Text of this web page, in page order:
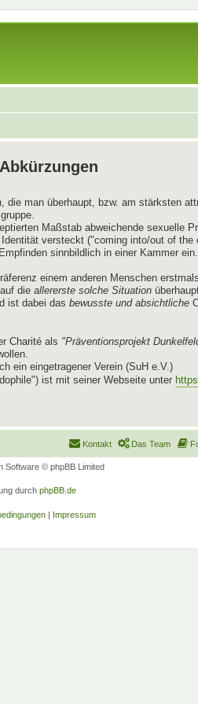
die man überhaupt, bzw. am stärksten
Maßstab abweichende sexuelle
versteckt ("coming into/out of the
sinnbildlich in einer Kammer
einem anderen Menschen
die allererste solche Situation
ist dabei das bewusste und absichtliche
Charité als "Präventionsprojekt
ein eingetragener Verein (SuH e.V.)
ist mit seiner Webseite unter
Das Team
Kontakt
Software © phpBB Limited
durch phpBB.de
| Impressum